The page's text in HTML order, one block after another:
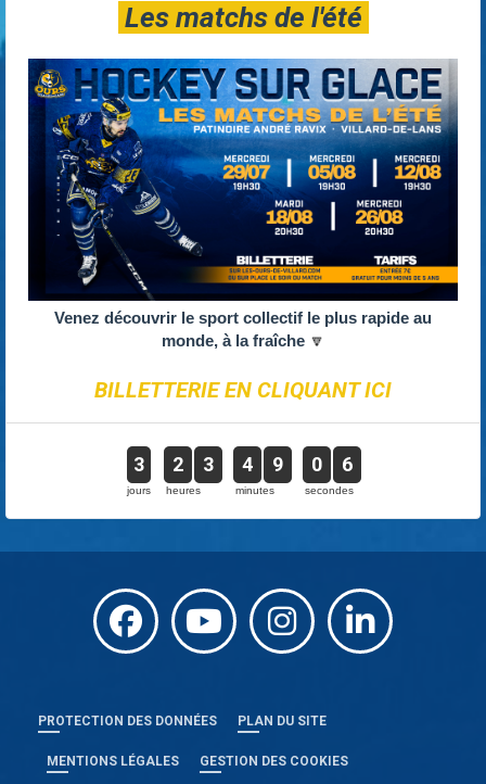
Les matchs de l'été
Venez découvrir le sport collectif le plus rapide au
monde, à la fraîche 🔽
BILLETTERIE EN CLIQUANT ICI
3
jours
2 3
heures
4 9
minutes
0 6
secondes
PROTECTION DES DONNÉES PLAN DU SITE
MENTIONS LÉGALES GESTION DES COOKIES